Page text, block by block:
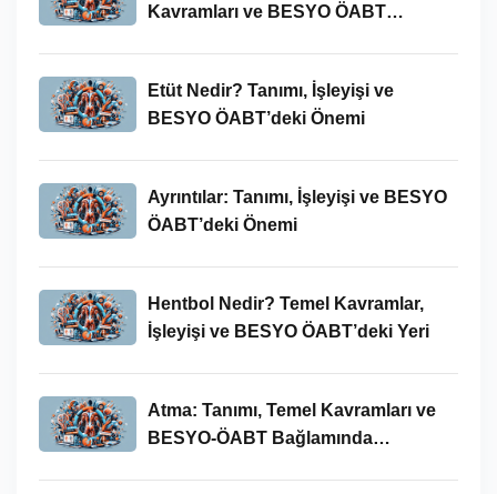
Kavramları ve BESYO ÖABT
Etüt Nedir? Tanımı, İşleyişi ve
BESYO ÖABT’deki Önemi
Ayrıntılar: Tanımı, İşleyişi ve BESYO
ÖABT’deki Önemi
Hentbol Nedir? Temel Kavramlar,
İşleyişi ve BESYO ÖABT’deki Yeri
Atma: Tanımı, Temel Kavramları ve
BESYO-ÖABT Bağlamında